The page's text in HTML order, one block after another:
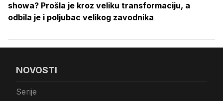
showa? Prošla je kroz veliku transformaciju, a
odbila je i poljubac velikog zavodnika
NOVOSTI
Serije